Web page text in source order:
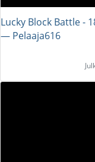
Lucky Block Battle -
― Pelaaja616